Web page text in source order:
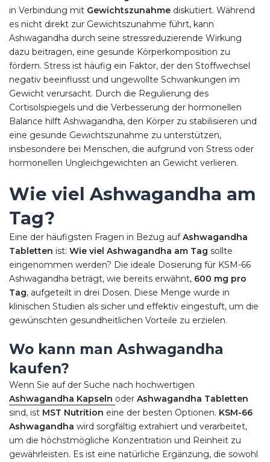
in Verbindung mit Gewichtszunahme diskutiert. Während
es nicht direkt zur Gewichtszunahme führt, kann
Ashwagandha durch seine stressreduzierende Wirkung
dazu beitragen, eine gesunde Körperkomposition zu
fördern. Stress ist häufig ein Faktor, der den Stoffwechsel
negativ beeinflusst und ungewollte Schwankungen im
Gewicht verursacht. Durch die Regulierung des
Cortisolspiegels und die Verbesserung der hormonellen
Balance hilft Ashwagandha, den Körper zu stabilisieren und
eine gesunde Gewichtszunahme zu unterstützen,
insbesondere bei Menschen, die aufgrund von Stress oder
hormonellen Ungleichgewichten an Gewicht verlieren.
Wie viel Ashwagandha am
Tag?
Eine der häufigsten Fragen in Bezug aufAshwagandha
Tabletten ist: Wie viel Ashwagandha am Tag sollte
eingenommen werden? Die ideale Dosierung für KSM-66
Ashwagandha beträgt, wie bereits erwähnt, 600 mg pro
Tag, aufgeteilt in drei Dosen. Diese Menge wurde in
klinischen Studien als sicher und effektiv eingestuft, um die
gewünschten gesundheitlichen Vorteile zu erzielen.
Wo kann man Ashwagandha
kaufen?
Wenn Sie auf der Suche nach hochwertigen
Ashwagandha Kapseln oder Ashwagandha Tabletten
sind, ist MST Nutrition eine der besten Optionen. KSM-66
Ashwagandha wird sorgfältig extrahiert und verarbeitet,
um die höchstmögliche Konzentration und Reinheit zu
gewährleisten. Es ist eine natürliche Ergänzung, die sowohl